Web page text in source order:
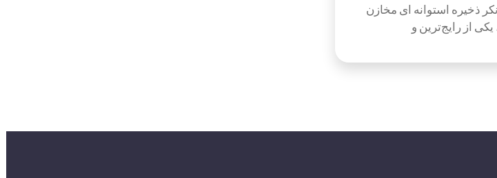
ذخیره استوانه ای مخازن
یکی از رایج‌ترین و